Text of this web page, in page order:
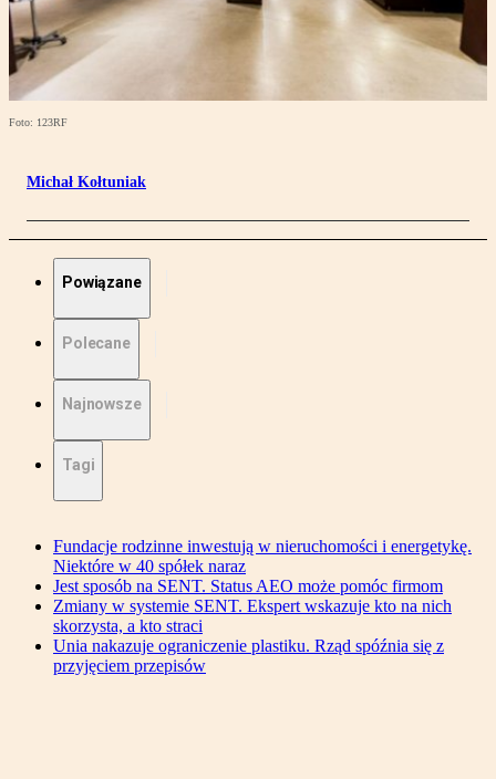
Foto: 123RF
Michał Kołtuniak
Powiązane
Polecane
Najnowsze
Tagi
Fundacje rodzinne inwestują w nieruchomości i energetykę.
Niektóre w 40 spółek naraz
Jest sposób na SENT. Status AEO może pomóc firmom
Zmiany w systemie SENT. Ekspert wskazuje kto na nich
skorzysta, a kto straci
Unia nakazuje ograniczenie plastiku. Rząd spóźnia się z
przyjęciem przepisów